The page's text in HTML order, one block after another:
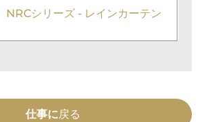
NRCシリーズ - レインカーテン
仕事に戻る